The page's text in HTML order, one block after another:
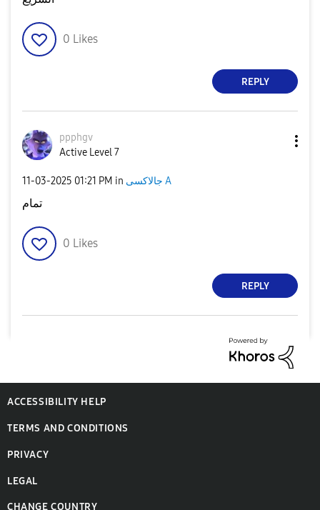
0 Likes
REPLY
ppphgv
Active Level 7
‎11-03-2025 01:21 PM in جالاكسى A
تمام
0 Likes
REPLY
ACCESSIBILITY HELP
TERMS AND CONDITIONS
PRIVACY
LEGAL
CHANGE COUNTRY